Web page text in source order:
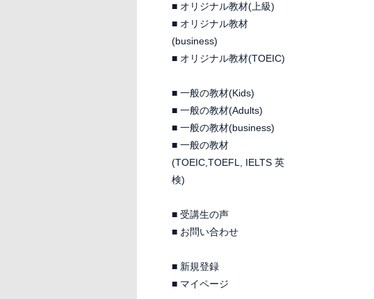
■ オリジナル教材(上級)
■ オリジナル教材
(business)
■ オリジナル教材(TOEIC)
■ 一般の教材(Kids)
■ 一般の教材(Adults)
■ 一般の教材(business)
■ 一般の教材
(TOEIC,TOEFL, IELTS 英
検)
■ 受講生の声
■ お問い合わせ
■ 新規登録
■ マイページ